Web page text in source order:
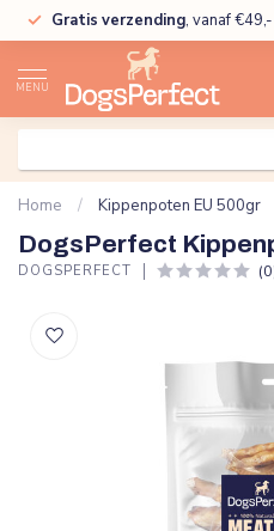
Gratis verzending, vanaf €49,-
MENU
Home / Kippenpoten EU 500gr
DogsPerfect
DOGSPERFECT